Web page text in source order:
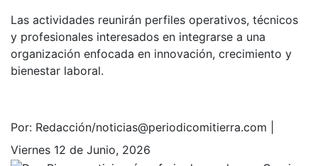
Las actividades reunirán perfiles operativos, técnicos
y profesionales interesados en integrarse a una
organización enfocada en innovación, crecimiento y
bienestar laboral.
Por: Redacción/noticias@periodicomitierra.com |
Viernes 12 de Junio, 2026